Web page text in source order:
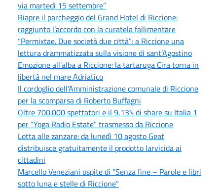
via martedì 15 settembre”
Riapre il parcheggio del Grand Hotel di Riccione:
raggiunto l’accordo con la curatela fallimentare
“Permixtae. Due società due città”: a Riccione una
lettura drammatizzata sulla visione di sant’Agostino
Emozione all’alba a Riccione: la tartaruga Cira torna in
libertà nel mare Adriatico
Il cordoglio dell’Amministrazione comunale di Riccione
per la scomparsa di Roberto Buffagni
Oltre 700.000 spettatori e il 9,13% di share su Italia 1
per “Yoga Radio Estate” trasmesso da Riccione
Lotta alle zanzare: da lunedì 10 agosto Geat
distribuisce gratuitamente il prodotto larvicida ai
cittadini
Marcello Veneziani ospite di "Senza fine – Parole e libri
sotto luna e stelle di Riccione"